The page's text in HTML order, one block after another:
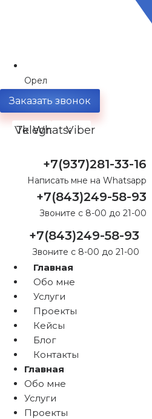
Орел
Заказать звонок
Vk
Telegram
Whatsapp
Viber
+7(937)281-33-16
Написать мне на Whatsapp
+7(843)249-58-93
Звоните с 8-00 до 21-00
+7(843)249-58-93
Звоните с 8-00 до 21-00
Главная
Обо мне
Услуги
Проекты
Кейсы
Блог
Контакты
Главная
Обо мне
Услуги
Проекты